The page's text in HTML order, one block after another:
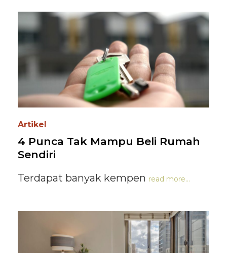
Artikel
4 Punca Tak Mampu Beli Rumah
Sendiri
Terdapat banyak kempen read more...